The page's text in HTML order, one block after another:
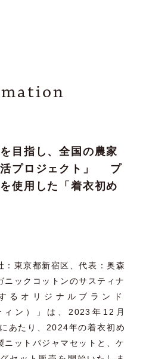
目指し、全国の農家
活プロジェクト」 プ
使用した「着衣初め
：東京都新宿区、代表：奥森
ニックコットンのサスティナ
るオリジ ナルブランド
ィン）」は、 2023年12月
あたり、 2024年の着衣初め
ニットパジャマセットと、ケ